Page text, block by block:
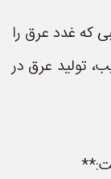
که غدد عرق را
تولید عرق در